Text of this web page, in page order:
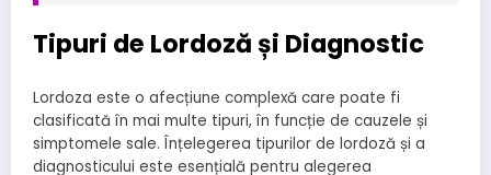
Tipuri de Lordoză și Diagnostic
Lordoza este o afecțiune complexă care poate fi
clasificată în mai multe tipuri, în funcție de cauzele și
simptomele sale. Înțelegerea tipurilor de lordoză și a
diagnosticului este esențială pentru alegerea